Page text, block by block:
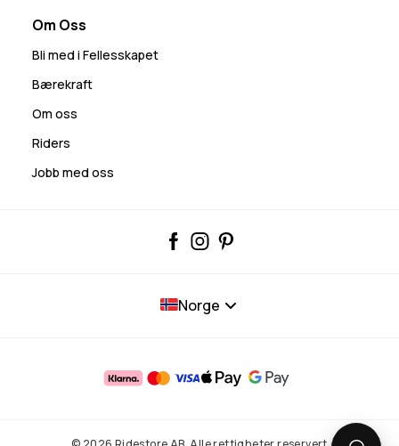
Om Oss
Bli med i Fellesskapet
Bærekraft
Om oss
Riders
Jobb med oss
Norge